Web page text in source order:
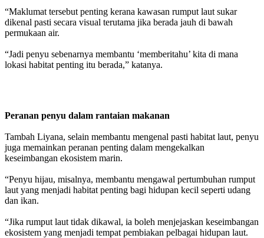
“Maklumat tersebut penting kerana kawasan rumput laut sukar
dikenal pasti secara visual terutama jika berada jauh di bawah
permukaan air.
“Jadi penyu sebenarnya membantu ‘memberitahu’ kita di mana
lokasi habitat penting itu berada,” katanya.
Peranan penyu dalam rantaian makanan
Tambah Liyana, selain membantu mengenal pasti habitat laut, penyu
juga memainkan peranan penting dalam mengekalkan
keseimbangan ekosistem marin.
“Penyu hijau, misalnya, membantu mengawal pertumbuhan rumput
laut yang menjadi habitat penting bagi hidupan kecil seperti udang
dan ikan.
“Jika rumput laut tidak dikawal, ia boleh menjejaskan keseimbangan
ekosistem yang menjadi tempat pembiakan pelbagai hidupan laut.